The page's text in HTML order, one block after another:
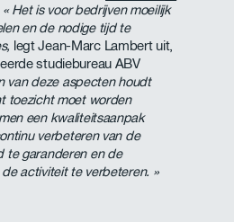
« Het is voor bedrijven moeilijk
en de nodige tijd te
legt Jean-Marc Lambert uit,
studiebureau ABV
van deze aspecten houdt
toezicht moet worden
een kwaliteitsaanpak
verbeteren van de
te garanderen en de
activiteit te verbeteren. »